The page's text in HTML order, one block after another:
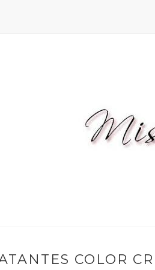
COLOR